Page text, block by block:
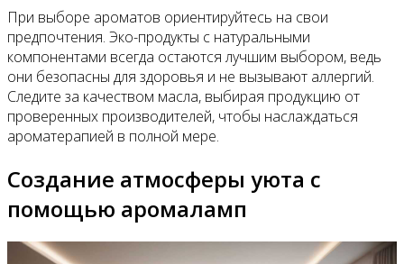
При выборе ароматов ориентируйтесь на свои
предпочтения. Эко-продукты с натуральными
компонентами всегда остаются лучшим выбором, ведь
они безопасны для здоровья и не вызывают аллергий.
Следите за качеством масла, выбирая продукцию от
проверенных производителей, чтобы наслаждаться
ароматерапией в полной мере.
Создание атмосферы уюта с
помощью аромаламп